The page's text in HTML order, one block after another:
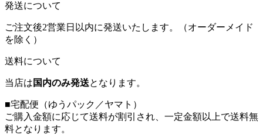
発送について
ご注文後2営業日以内に発送いたします。（オーダーメイド
を除く）
送料について
当店は 国内のみ発送となります。
■宅配便（ゆうパック／ヤマト）
ご購入金額に応じて送料が割引され、一定金額以上で送料無
料となります。